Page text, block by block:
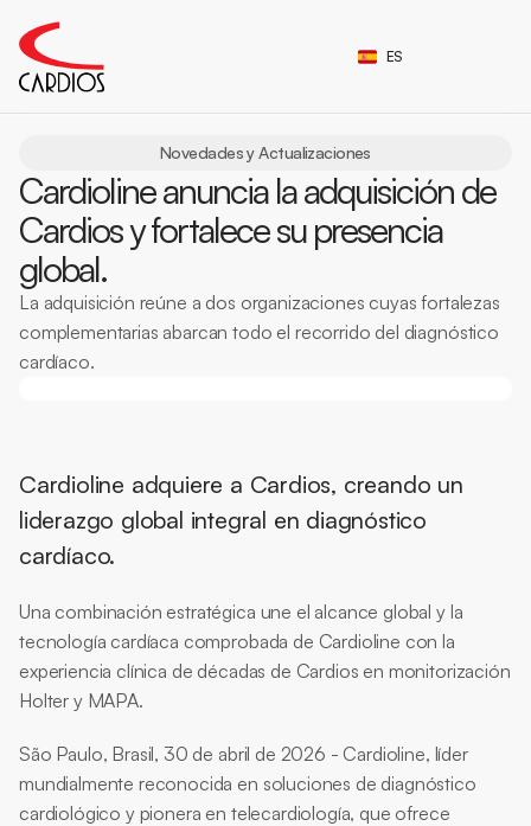
ES
Novedades y Actualizaciones
Cardioline anuncia la adquisición de
Cardios y fortalece su presencia
global.
La adquisición reúne a dos organizaciones cuyas fortalezas
complementarias abarcan todo el recorrido del diagnóstico
cardíaco.
Cardioline adquiere a Cardios, creando un
liderazgo global integral en diagnóstico
cardíaco.
Una combinación estratégica une el alcance global y la
tecnología cardíaca comprobada de Cardioline con la
experiencia clínica de décadas de Cardios en monitorización
Holter y MAPA.
São Paulo, Brasil, 30 de abril de 2026 - Cardioline, líder
mundialmente reconocida en soluciones de diagnóstico
cardiológico y pionera en telecardiología, que ofrece